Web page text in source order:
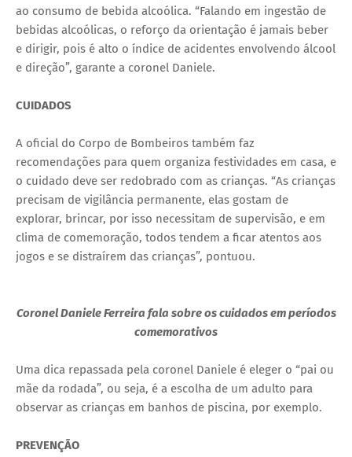
ao consumo de bebida alcoólica. “Falando em ingestão de
bebidas alcoólicas, o reforço da orientação é jamais beber
e dirigir, pois é alto o índice de acidentes envolvendo álcool
e direção”, garante a coronel Daniele.
CUIDADOS
A oficial do Corpo de Bombeiros também faz
recomendações para quem organiza festividades em casa, e
o cuidado deve ser redobrado com as crianças. “As crianças
precisam de vigilância permanente, elas gostam de
explorar, brincar, por isso necessitam de supervisão, e em
clima de comemoração, todos tendem a ficar atentos aos
jogos e se distraírem das crianças”, pontuou.
Coronel Daniele Ferreira fala sobre os cuidados em períodos
comemorativos
Uma dica repassada pela coronel Daniele é eleger o “pai ou
mãe da rodada”, ou seja, é a escolha de um adulto para
observar as crianças em banhos de piscina, por exemplo.
PREVENÇÃO